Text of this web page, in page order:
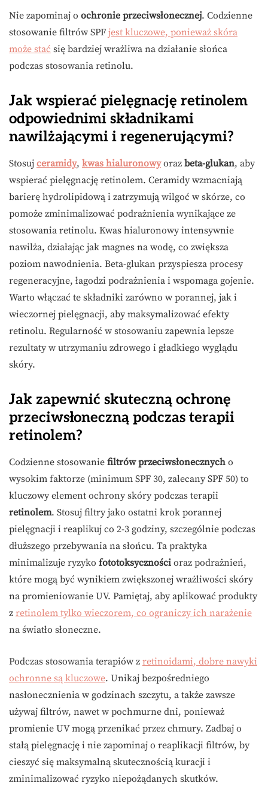
Nie zapominaj o ochronie przeciwsłonecznej. Codzienne
stosowanie filtrów SPF jest kluczowe, ponieważ skóra
może stać się bardziej wrażliwa na działanie słońca
podczas stosowania retinolu.
Jak wspierać pielęgnację retinolem
odpowiednimi składnikami
nawilżającymi i regenerującymi?
Stosuj ceramidy, kwas hialuronowyoraz beta-glukan, aby
wspierać pielęgnację retinolem. Ceramidy wzmacniają
barierę hydrolipidową i zatrzymują wilgoć w skórze, co
pomoże zminimalizować podrażnienia wynikające ze
stosowania retinolu. Kwas hialuronowy intensywnie
nawilża, działając jak magnes na wodę, co zwiększa
poziom nawodnienia. Beta-glukan przyspiesza procesy
regeneracyjne, łagodzi podrażnienia i wspomaga gojenie.
Warto włączać te składniki zarówno w porannej, jak i
wieczornej pielęgnacji, aby maksymalizować efekty
retinolu. Regularność w stosowaniu zapewnia lepsze
rezultaty w utrzymaniu zdrowego i gładkiego wyglądu
skóry.
Jak zapewnić skuteczną ochronę
przeciwsłoneczną podczas terapii
retinolem?
Codzienne stosowanie filtrów przeciwsłonecznych o
wysokim faktorze (minimum SPF 30, zalecany SPF 50) to
kluczowy element ochrony skóry podczas terapii
retinolem. Stosuj filtry jako ostatni krok porannej
pielęgnacji i reaplikuj co 2-3 godziny, szczególnie podczas
dłuższego przebywania na słońcu. Ta praktyka
minimalizuje ryzyko fototoksyczności oraz podrażnień,
które mogą być wynikiem zwiększonej wrażliwości skóry
na promieniowanie UV. Pamiętaj, aby aplikować produkty
z retinolem tylko wieczorem, co ograniczy ich narażenie
na światło słoneczne.
Podczas stosowania terapiów z retinoidami, dobre nawyki
ochronne są kluczowe. Unikaj bezpośredniego
nasłonecznienia w godzinach szczytu, a także zawsze
używaj filtrów, nawet w pochmurne dni, ponieważ
promienie UV mogą przenikać przez chmury. Zadbaj o
stałą pielęgnację i nie zapominaj o reaplikacji filtrów, by
cieszyć się maksymalną skutecznością kuracji i
zminimalizować ryzyko niepożądanych skutków.